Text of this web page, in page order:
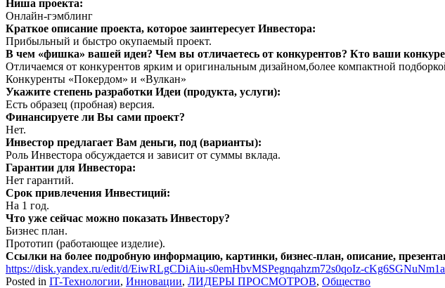
Ниша проекта:
Онлайн-гэмблинг
Краткое описание проекта, которое заинтересует Инвестора:
Прибыльный и быстро окупаемый проект.
В чем «фишка» вашей идеи? Чем вы отличаетесь от конкурентов? Кто ваши
Отличаемся от конкурентов ярким и оригинальным дизайном,более компактной
Конкуренты «Покердом» и «Вулкан»
Укажите степень разработки Идеи (продукта, услуги):
Есть образец (пробная) версия.
Финансируете ли Вы сами проект?
Нет.
Инвестор предлагает Вам деньги, под (варианты):
Роль Инвестора обсуждается и зависит от суммы вклада.
Гарантии для Инвестора:
Нет гарантий.
Срок привлечения Инвестиций:
На 1 год.
Что уже сейчас можно показать Инвестору?
Бизнес план.
Прототип (работающее изделие).
Ссылки на более подробную информацию, картинки, бизнес-план, описание,
https://disk.yandex.ru/edit/d/EiwRLgCDiAiu-s0emHbvMSPegnqahzm72s0qoIz-
Posted in IT-Технологии, Инновации, ЛИДЕРЫ ПРОСМОТРОВ, Общество